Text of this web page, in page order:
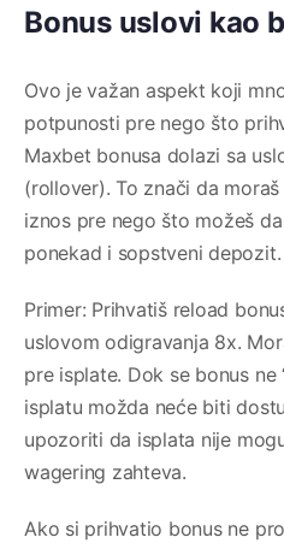
Bonus uslovi kao
Ovo je važan aspekt koji
potpunosti pre nego što
Maxbet bonusa dolazi sa
(rollover). To znači da
iznos pre nego što možeš
ponekad i sopstveni depozit.
Primer: Prihvatiš reload
uslovom odigravanja 8x.
pre isplate. Dok se bonus ne
isplatu možda neće biti
upozoriti da isplata nije
wagering zahteva.
Ako si prihvatio bonus ne